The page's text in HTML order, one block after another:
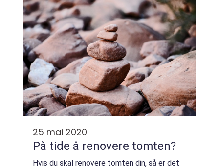
25 mai 2020
På tide å renovere tomten?
Hvis du skal renovere tomten din, så er det